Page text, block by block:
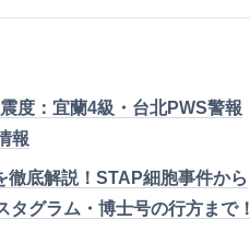
度：宜蘭4級・台北PWS警報
報
徹底解説！STAP細胞事件から
タグラム・博士号の行方まで